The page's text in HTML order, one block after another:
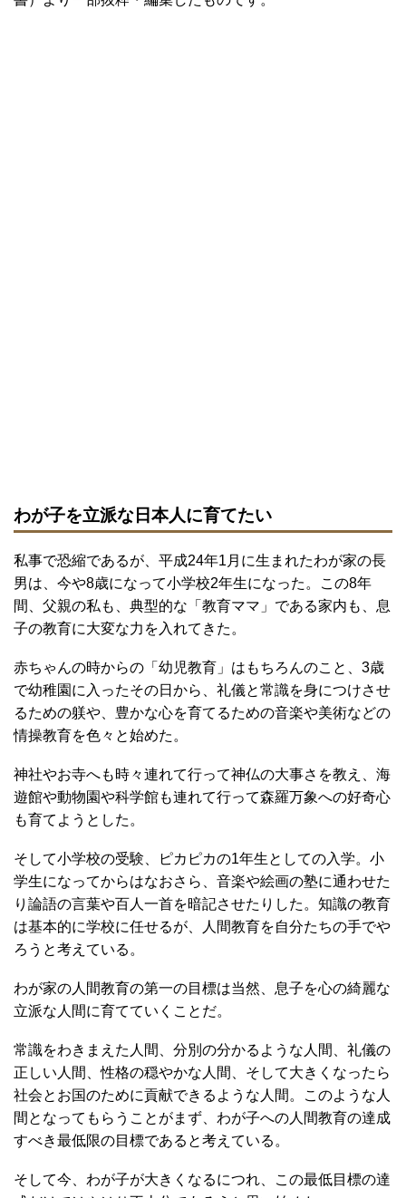
わが子を立派な日本人に育てたい
私事で恐縮であるが、平成24年1月に生まれたわが家の長
男は、今や8歳になって小学校2年生になった。この8年
間、父親の私も、典型的な「教育ママ」である家内も、息
子の教育に大変な力を入れてきた。
赤ちゃんの時からの「幼児教育」はもちろんのこと、3歳
で幼稚園に入ったその日から、礼儀と常識を身につけさせ
るための躾や、豊かな心を育てるための音楽や美術などの
情操教育を色々と始めた。
神社やお寺へも時々連れて行って神仏の大事さを教え、海
遊館や動物園や科学館も連れて行って森羅万象への好奇心
も育てようとした。
そして小学校の受験、ピカピカの1年生としての入学。小
学生になってからはなおさら、音楽や絵画の塾に通わせた
り論語の言葉や百人一首を暗記させたりした。知識の教育
は基本的に学校に任せるが、人間教育を自分たちの手でや
ろうと考えている。
わが家の人間教育の第一の目標は当然、息子を心の綺麗な
立派な人間に育てていくことだ。
常識をわきまえた人間、分別の分かるような人間、礼儀の
正しい人間、性格の穏やかな人間、そして大きくなったら
社会とお国のために貢献できるような人間。このような人
間となってもらうことがまず、わが子への人間教育の達成
すべき最低限の目標であると考えている。
そして今、わが子が大きくなるにつれ、この最低目標の達